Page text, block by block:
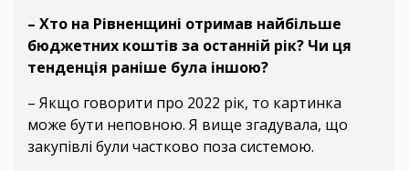
– Хто на Рівненщині отримав найбільше
бюджетних коштів за останній рік? Чи ця
тенденція раніше була іншою?
– Якщо говорити про 2022 рік, то картинка
може бути неповною. Я вище згадувала, що
закупівлі були частково поза системою.